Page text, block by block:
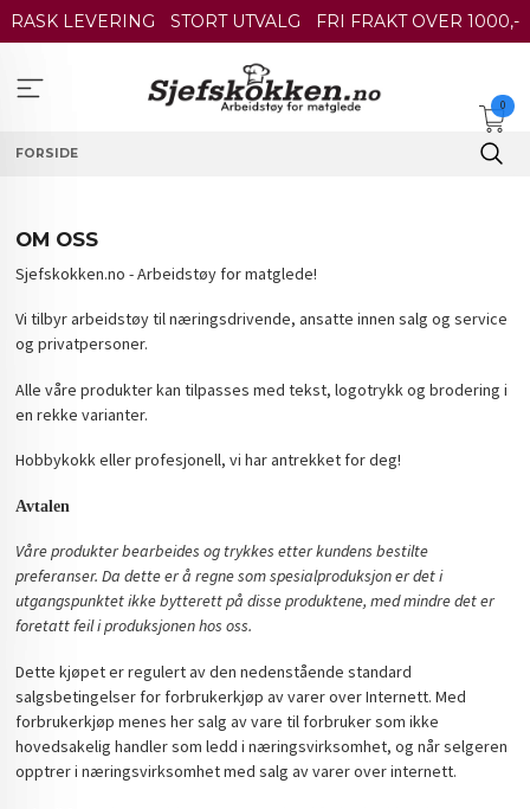
GåRASK LEVERING STORT UTVALG FRI FRAKT OVER 1000,-
0
FORSIDE
OM OSS
Sjefskokken.no - Arbeidstøy for matglede!
Vi tilbyr arbeidstøy til næringsdrivende, ansatte innen salg og service
og privatpersoner.
Alle våre produkter kan tilpasses med tekst, logotrykk og brodering i
en rekke varianter.
Hobbykokk eller profesjonell, vi har antrekket for deg!
Avtalen
Våre produkter bearbeides og trykkes etter kundens bestilte
preferanser. Da dette er å regne som spesialproduksjon er det i
utgangspunktet ikke bytterett på disse produktene, med mindre det er
foretatt feil i produksjonen hos oss.
Dette kjøpet er regulert av den nedenstående standard
salgsbetingelser for forbrukerkjøp av varer over Internett. Med
forbrukerkjøp menes her salg av vare til forbruker som ikke
hovedsakelig handler som ledd i næringsvirksomhet, og når selgeren
opptrer i næringsvirksomhet med salg av varer over internett.